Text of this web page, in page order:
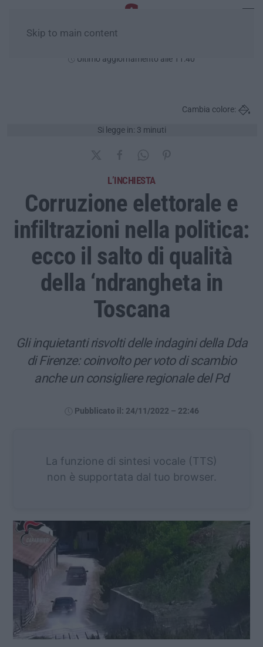
Skip to main content
Ultimo aggiornamento alle 11:40
Si legge in: 3 minuti
Cambia colore:
L’INCHIESTA
Corruzione elettorale e
infiltrazioni nella politica:
ecco il salto di qualità
della ‘ndrangheta in
Toscana
Gli inquietanti risvolti delle indagini della Dda
di Firenze: coinvolto per voto di scambio
anche un consigliere regionale del Pd
Pubblicato il: 24/11/2022 – 22:46
La funzione di sintesi vocale (TTS)
non è supportata dal tuo browser.